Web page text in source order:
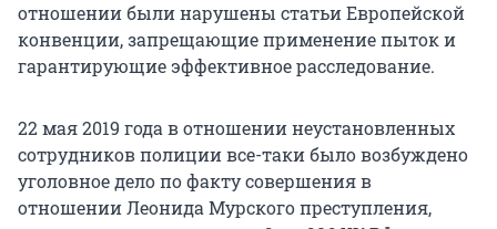
отношении были нарушены статьи Европейской
конвенции, запрещающие применение пыток и
гарантирующие эффективное расследование.
22 мая 2019 года в отношении неустановленных
сотрудников полиции все-таки было возбуждено
уголовное дело по факту совершения в
отношении Леонида Мурского преступления,